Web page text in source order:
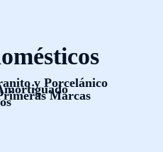
y Porcelánico
Marcas